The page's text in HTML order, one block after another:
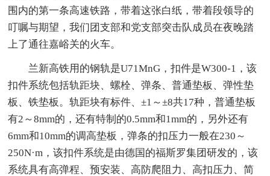
围内的第一条高速铁路，带着这张白纸，带着段领导的
叮嘱与期望，我们团支部和党支部突击队成员在夜晚踏
上了通往嘉峪关的火车。
兰新高铁用的钢轨是U71MnG，扣件是W300-1，该
扣件系统包括轨距块、螺栓、弹条、普通垫板、弹性垫
板、铁垫板。轨距块有标件、±1～±8共17种，普通垫板
有2～8mm的，还有特制的0.5mm和1mm的，另外还有
6mm和10mm的调高垫板，弹条的扣压力一般在230～
250N·m，该扣件系统是由德国的福斯罗集团研发的，该
系统具有高弹程、预安装、高防爬阻力、高扣压力、简